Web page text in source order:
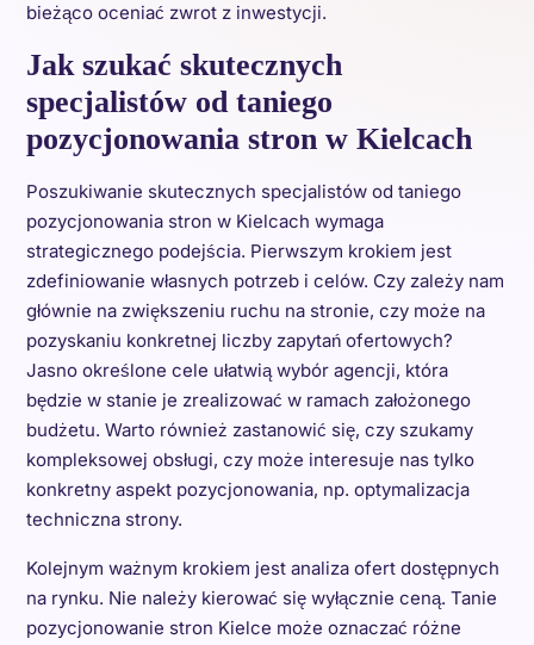
bieżąco oceniać zwrot z inwestycji.
Jak szukać skutecznych
specjalistów od taniego
pozycjonowania stron w Kielcach
Poszukiwanie skutecznych specjalistów od taniego
pozycjonowania stron w Kielcach wymaga
strategicznego podejścia. Pierwszym krokiem jest
zdefiniowanie własnych potrzeb i celów. Czy zależy nam
głównie na zwiększeniu ruchu na stronie, czy może na
pozyskaniu konkretnej liczby zapytań ofertowych?
Jasno określone cele ułatwią wybór agencji, która
będzie w stanie je zrealizować w ramach założonego
budżetu. Warto również zastanowić się, czy szukamy
kompleksowej obsługi, czy może interesuje nas tylko
konkretny aspekt pozycjonowania, np. optymalizacja
techniczna strony.
Kolejnym ważnym krokiem jest analiza ofert dostępnych
na rynku. Nie należy kierować się wyłącznie ceną. Tanie
pozycjonowanie stron Kielce może oznaczać różne